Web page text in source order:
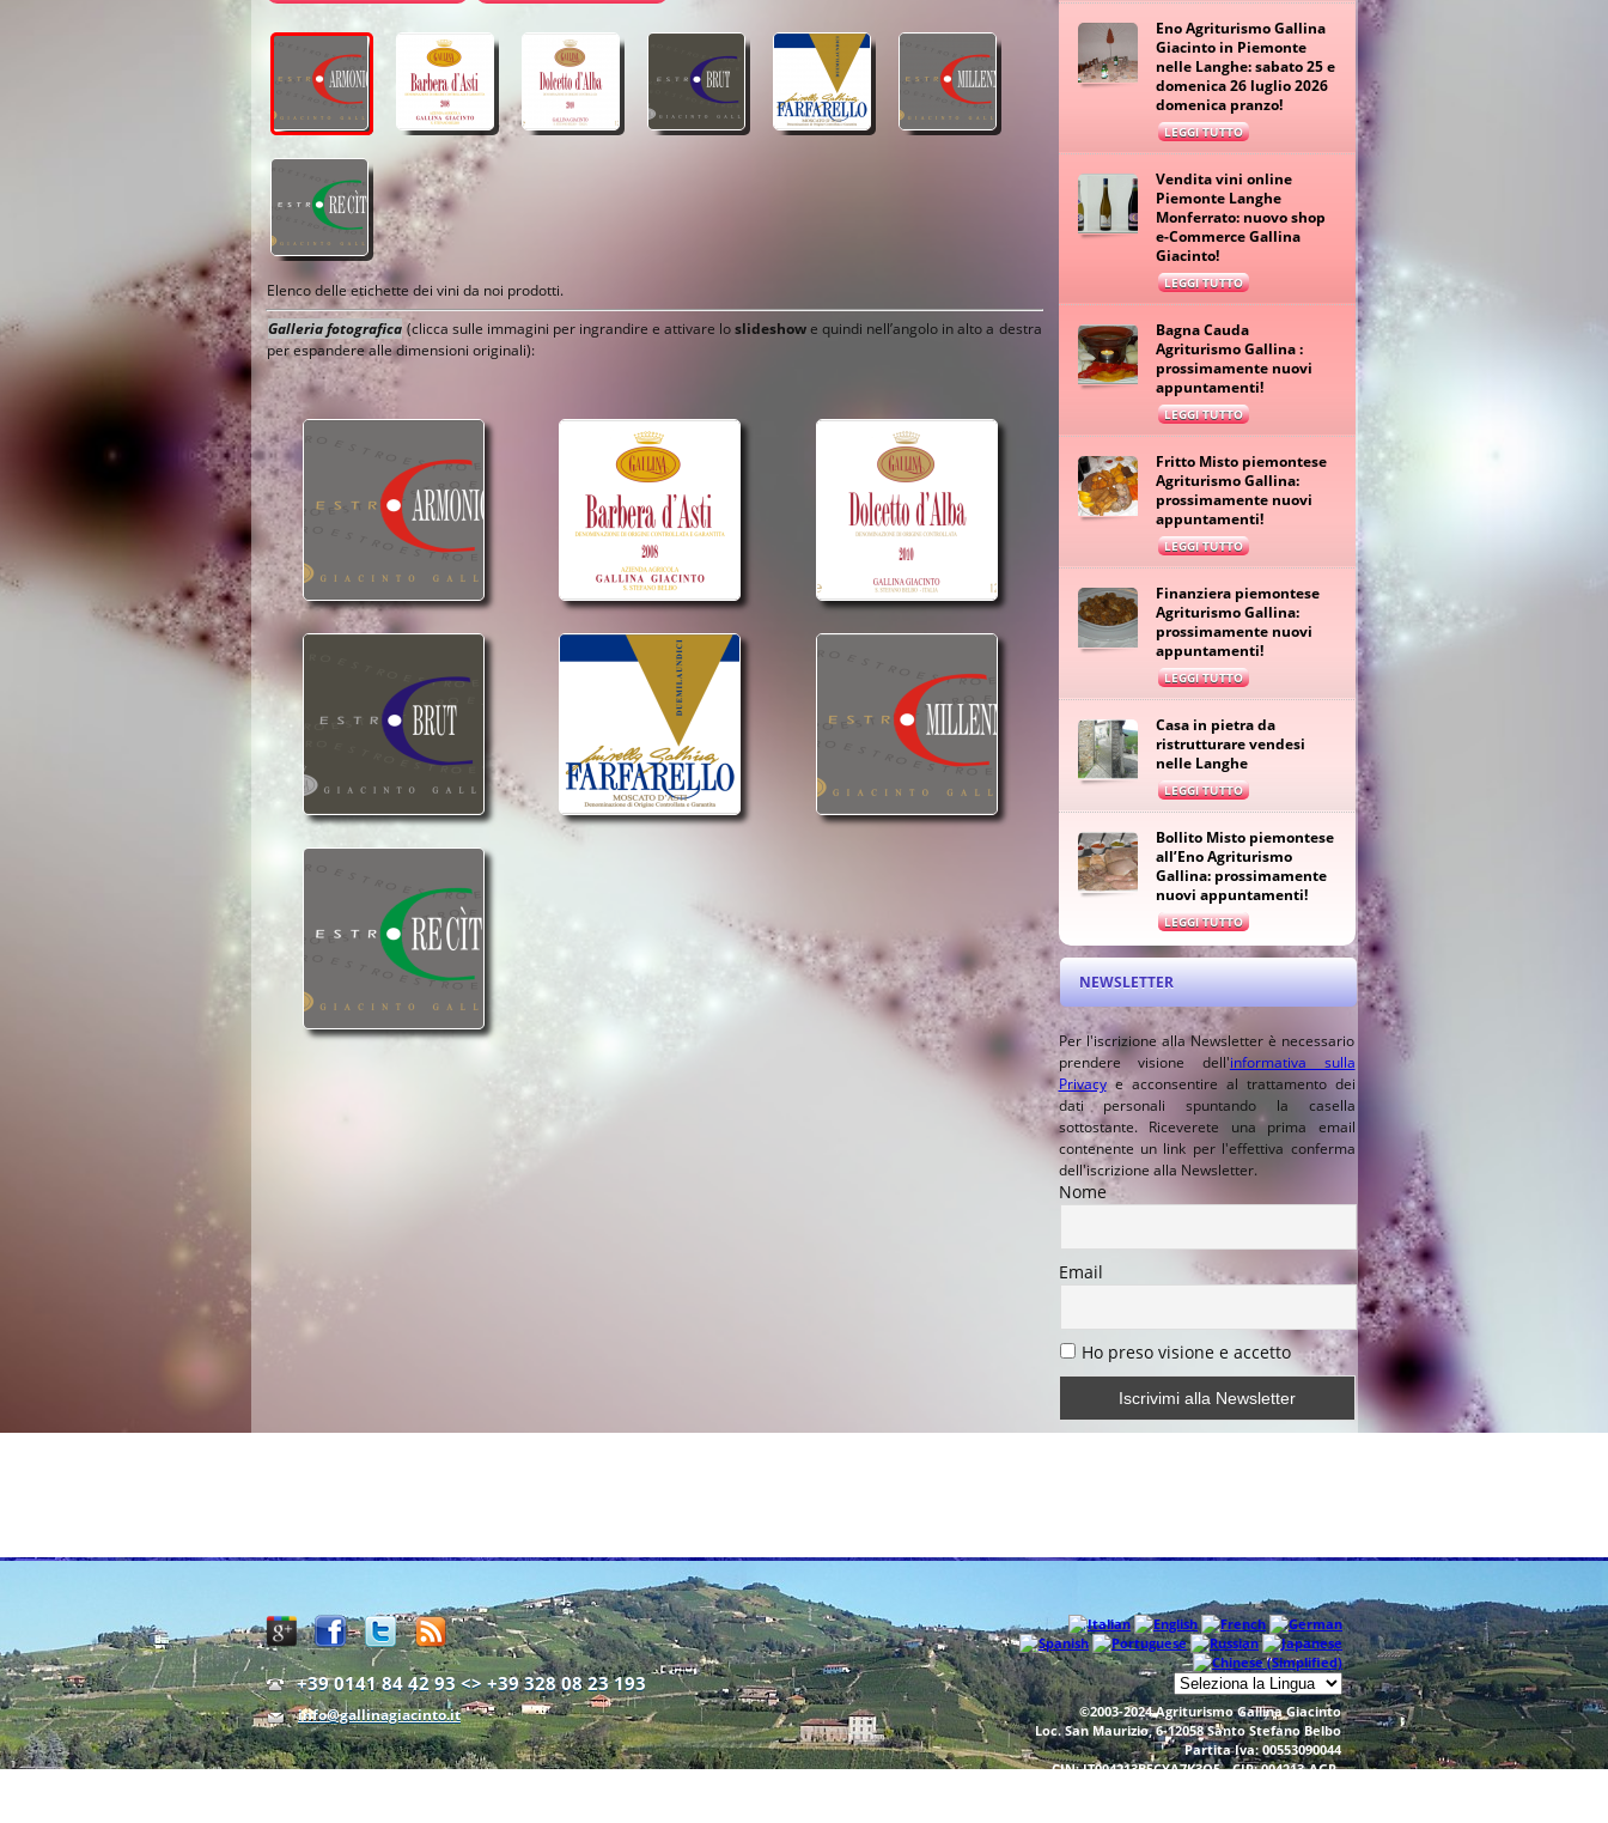
Elenco delle etichette dei vini da noi prodotti.
Galleria fotografica (clicca sulle immagini per ingrandire e attivare loslideshowe quindi nell’angolo in alto a destra
per espandere alle dimensioni originali):
Eno Agriturismo Gallina
Giacinto in Piemonte
nelle Langhe: sabato 25 e
domenica 26 luglio 2026
domenica pranzo!
LEGGI TUTTO
Vendita vini online
Piemonte Langhe
Monferrato: nuovo shop
e-Commerce Gallina
Giacinto!
LEGGI TUTTO
Bagna Cauda
Agriturismo Gallina :
prossimamente nuovi
appuntamenti!
LEGGI TUTTO
Fritto Misto piemontese
Agriturismo Gallina:
prossimamente nuovi
appuntamenti!
LEGGI TUTTO
Finanziera piemontese
Agriturismo Gallina:
prossimamente nuovi
appuntamenti!
LEGGI TUTTO
Casa in pietra da
ristrutturare vendesi
nelle Langhe
LEGGI TUTTO
Bollito Misto piemontese
all’Eno Agriturismo
Gallina: prossimamente
nuovi appuntamenti!
LEGGI TUTTO
NEWSLETTER
Per l'iscrizione alla Newsletter è necessario
prendere visione dell'informativa sulla
Privacye acconsentire al trattamento dei
dati personali spuntando la casella
sottostante. Riceverete una prima email
contenente un link per l'effettiva conferma
dell'iscrizione alla Newsletter.
Nome
Email
Ho preso visione e accetto
+39 0141 84 42 93 <> +39 328 08 23 193
info@gallinagiacinto.it
©2003-2024 Agriturismo Gallina Giacinto
Loc. San Maurizio, 6-12058 Santo Stefano Belbo
Partita Iva: 00553090044
CIN: IT004213B5CYA7K3O5 - CIR: 004213-AGR-